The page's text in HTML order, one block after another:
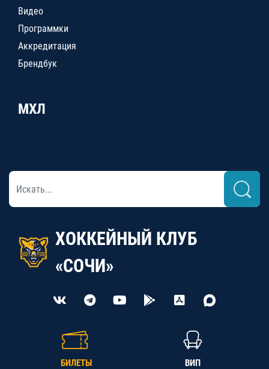
Видео
Программки
Аккредитация
Брендбук
МХЛ
ХОККЕЙНЫЙ КЛУБ
«СОЧИ»
БИЛЕТЫ ВИП